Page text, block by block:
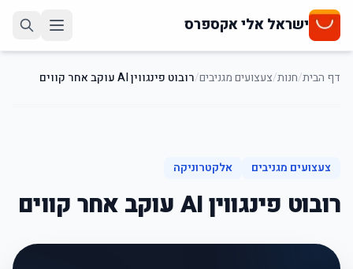
ישראל אלי אקספרס
דף הבית/חנות/צעצועים מגניבים/רובוט פינגווין AI עוקב אחר קווים
צעצועים מגניבים
אלקטרוניקה
רובוט פינגווין AI עוקב אחר קווים